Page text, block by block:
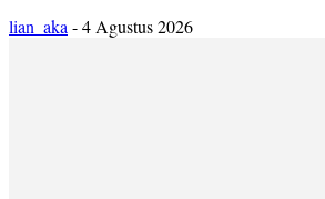
lian_aka -4 Agustus 2026